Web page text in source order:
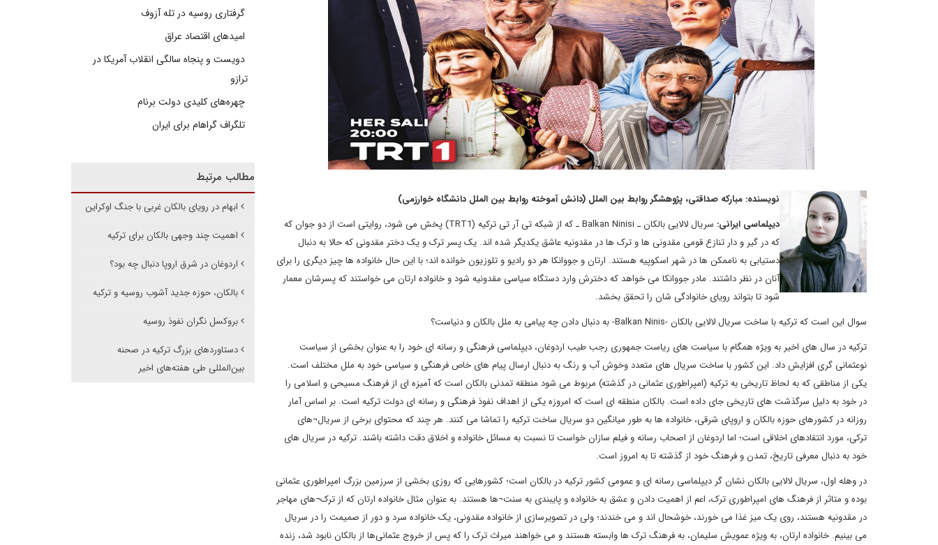
نویسنده: مبارکه صداقتی، پژوهشگر روابط بین الملل (دانش آموخته روابط بین الملل دانشگاه خوارزمی)
دیپلماسی ایرانی:
سریال لالایی بالکان ـ Balkan Ninisi ـ که از شبکه تی آر تی ترکیه (TRT1) پخش می شود، روایتی است از دو جوان که
که در گیر و دار تنازع قومی مقدونی ها و ترک ها در مقدونیه عاشق یکدیگر شده اند. یک پسر ترک و یک دختر مقدونی که حالا به دنبال
دستیابی به ناممکن ها در شهر اسکوپیه هستند. ارتان و جووانکا هر دو رادیو و تلوزیون خوانده اند؛ با این حال خانواده ها چیز دیگری را برای
آنان در نظر داشتند. مادر جووانکا می خواهد که دخترش وارد دستگاه سیاسی مقدونیه شود و خانواده ارتان می خواستند که پسرشان معمار
شود تا بتواند رویای خانوادگی شان را تحقق بخشد.
سوال این است که ترکیه با ساخت سریال لالایی بالکان -Balkan Ninis- به دنبال دادن چه پیامی به ملل بالکان و دنیاست؟
ترکیه در سال های اخیر به ویژه همگام با سیاست های ریاست جمهوری رجب طیب اردوغان، دیپلماسی فرهنگی و رسانه ای خود را به عنوان بخشی از سیاست
نوعثمانی گری افزایش داد. این کشور با ساخت سریال های متعدد وخوش آب و رنگ به دنبال ارسال پیام های خاص فرهنگی و سیاسی خود به ملل مختلف است.
یکی از مناطقی که به لحاظ تاریخی به ترکیه (امپراطوری عثمانی در گذشته) مربوط می شود منطقه تمدنی بالکان است که آمیزه ای از فرهنگ مسیحی و اسلامی را
در خود به دلیل سرگذشت های تاریخی جای داده است. بالکان منطقه ای است که امروزه یکی از اهداف نفوذ فرهنگی و رسانه ای دولت ترکیه است. بر اساس آمار
روزانه در کشورهای حوزه بالکان و اروپای شرقی، خانواده ها به طور میانگین دو سریال ساخت ترکیه را تماشا می کنند. هر چند که محتوای برخی از سریال¬های
ترکی، مورد انتقادهای اخلاقی است؛ اما اردوغان از اصحاب رسانه و فیلم سازان خواست تا نسبت به مسائل خانواده و اخلاق دقت داشته باشند. ترکیه در سریال های
خود به دنبال معرفی تاریخ، تمدن و فرهنگ خود از گذشته تا به امروز است.
در وهله اول، سریال لالایی بالکان نشان گر دیپلماسی رسانه ای و عمومی کشور ترکیه در بالکان است؛ کشورهایی که روزی بخشی از سرزمین بزرگ امپراطوری عثمانی
بوده و متاثر از فرهنگ های امپراطوری ترک، اعم از اهمیت دادن و عشق به خانواده و پایبندی به سنت¬ها هستند. به عنوان مثال خانواده ارتان که از ترک¬های مهاجر
در مقدونیه هستند، روی یک میز غذا می خورند، خوشحال اند و می خندند؛ ولی در تصویرسازی از خانواده مقدونی، یک خانواده سرد و دور از صمیمت را در سریال
می بینیم. خانواده ارتان، به ویژه عمویش سلیمان، به فرهنگ ترک ها وابسته هستند و می خواهند میراث ترک را که پس از خروج عثمانی‌ها از بالکان نابود شد، زنده
گرفتاری روسیه در تله آزوف
امیدهای اقتصاد عراق
دویست و پنجاه سالگی انقلاب آمریکا در
ترازو
چهره‌های کلیدی دولت برنام
تلگراف گراهام برای ایران
مطالب مرتبط
ابهام در رویای بالکان غربی با جنگ اوکراین
اهمیت چند وجهی بالکان برای ترکیه
اردوغان در شرق اروپا دنبال چه بود؟
بالکان، حوزه جدید آشوب روسیه و ترکیه
بروکسل نگران نفوذ روسیه
دستاوردهای بزرگ ترکیه در صحنه
بین‌المللی طی هفته‌های اخیر